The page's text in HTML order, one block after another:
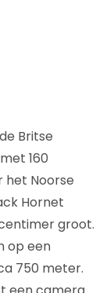
Britse
160
het Noorse
Hornet
groot.
op een
750 meter.